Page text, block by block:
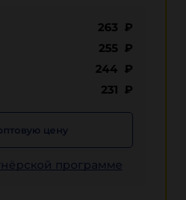
263 ₽
255 ₽
244 ₽
231 ₽
цену
программе